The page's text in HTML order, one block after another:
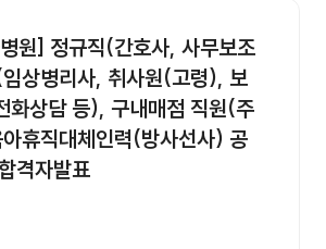
원] 정규직(간호사, 사무보조
상병리사, 취사원(고령), 보
화상담 등), 구내매점 직원(주
휴직대체인력(방사선사) 공
격자발표